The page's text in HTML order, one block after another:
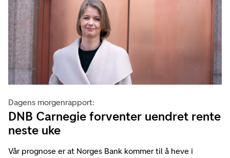
Dagens morgenrapport:
DNB Carnegie forventer uendret rente
neste uke
Vår prognose er at Norges Bank kommer til å heve i